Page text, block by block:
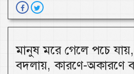
মানুষ মরে গেলে পচে
বদলায়, কারণে-অকারণে